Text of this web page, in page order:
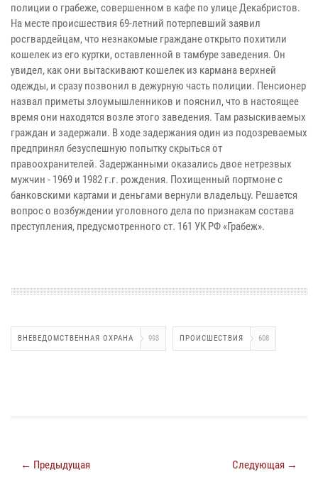
полиции о грабеже, совершенном в кафе по улице Декабристов.
На месте происшествия 69-летний потерпевший заявил
росгвардейцам, что незнакомые граждане открыто похитили
кошелек из его куртки, оставленной в тамбуре заведения. Он
увидел, как они вытаскивают кошелек из кармана верхней
одежды, и сразу позвонил в дежурную часть полиции. Пенсионер
назвал приметы злоумышленников и пояснил, что в настоящее
время они находятся возле этого заведения. Там разыскиваемых
граждан и задержали. В ходе задержания один из подозреваемых
предпринял безуспешную попытку скрыться от
правоохранителей. Задержанными оказались двое нетрезвых
мужчин - 1969 и 1982 г.г. рождения. Похищенный портмоне с
банковскими картами и деньгами вернули владельцу. Решается
вопрос о возбуждении уголовного дела по признакам состава
преступления, предусмотренного ст. 161 УК РФ «Грабеж».
ВНЕВЕДОМСТВЕННАЯ ОХРАНА 993 ПРОИСШЕСТВИЯ 608
← Предыдущая Следующая →